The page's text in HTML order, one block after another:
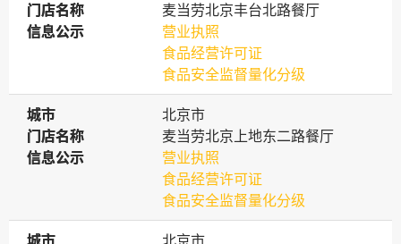
门店名称
门店名称
麦当劳北京丰台北路餐厅
信息公示
信息公示
营业执照
食品经营许可证
食品安全监督量化分级
城市
城市
北京市
门店名称
门店名称
麦当劳北京上地东二路餐厅
信息公示
信息公示
营业执照
食品经营许可证
食品安全监督量化分级
城市
城市
北京市